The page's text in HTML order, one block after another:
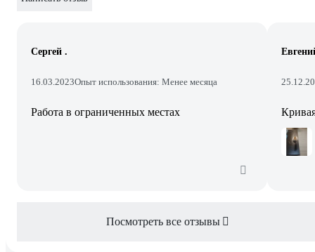
Сергей .
16.03.2023Опыт использования: Менее месяца
Работа в ограниченных местах
Посмотреть все отзывы